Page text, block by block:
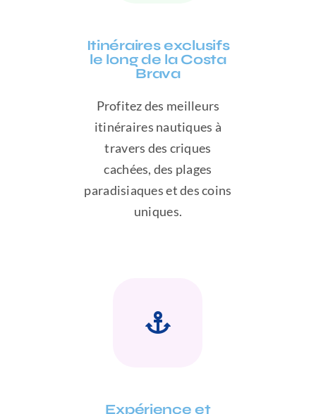
Itinéraires exclusifs
le long de la Costa
Brava
Profitez des meilleurs
itinéraires nautiques à
travers des criques
cachées, des plages
paradisiaques et des coins
uniques.
Expérience et